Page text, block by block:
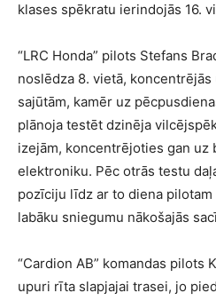
klases spēkratu ierindojās 16.
“LRC Honda” pilots Stefans
noslēdza 8. vietā,
sajūtām, kamēr uz
plānoja testēt dzinēja
izejām, koncentrējoties gan uz
elektroniku. Pēc otrās testu
pozīciju līdz ar to diena
labāku sniegumu nākošajās
“Cardion AB” komandas pilots
upuri rīta slapjajai trasei, jo